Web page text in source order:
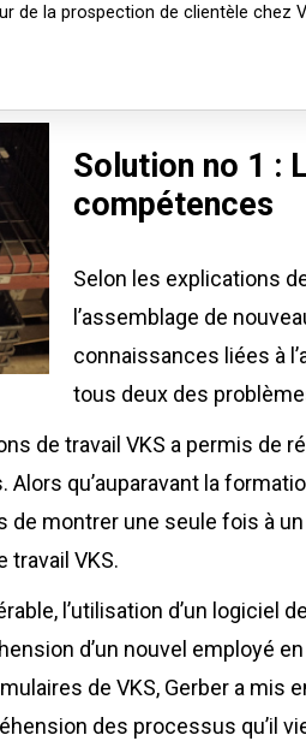
de la prospection de clientèle chez
Solution no 1 :
compétences
Selon les explications
l’assemblage de
connaissances liées à
tous deux des
de travail VKS a permis de
qu’auparavant la
de montrer une seule fois à
travail VKS.
l’utilisation d’un logiciel
d’un nouvel employé
de VKS, Gerber a
des processus qu’il